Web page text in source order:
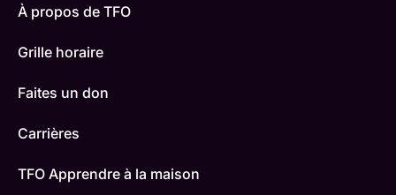
À propos de TFO
Grille horaire
Faites un don
Carrières
TFO Apprendre à la maison